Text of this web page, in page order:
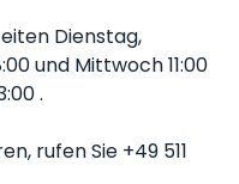
Dienstag,
und Mittwoch 11:00
.
rufen Sie +49 511